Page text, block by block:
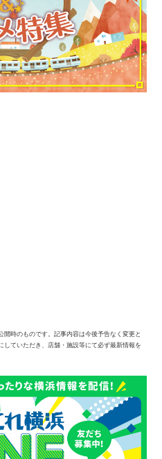
時のものです。記事内容は今後予告なく変更と
ていただき、店舗・施設等にて必ず最新情報を